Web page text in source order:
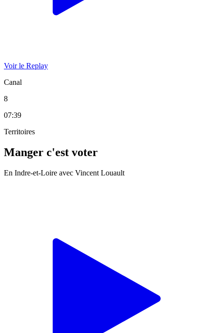
Voir le Replay
Canal
8
07:39
Territoires
Manger c'est voter
En Indre-et-Loire avec Vincent Louault